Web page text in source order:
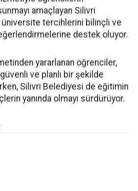
amaçlayan Silivri
üniversite tercihlerini bilinçli ve
destek oluyor.
yararlanan öğrenciler,
ve planlı bir şekilde
Silivri Belediyesi de eğitimin
yanında olmayı sürdürüyor.